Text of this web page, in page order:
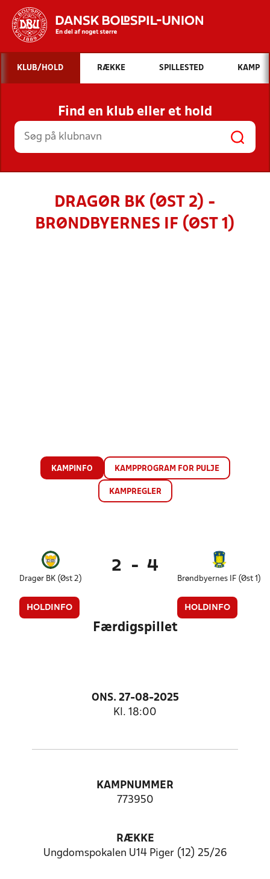
Hvad vil du søge efter?
INDHOLD OG NYHEDER
STILLINGER, RESULTATER, KLUBBER OG
HOLD
KLUB/HOLD RÆKKE SPILLESTED KAMP
Find en klub eller et hold
DRAGØR BK (ØST 2) -
BRØNDBYERNES IF (ØST 1)
KAMPINFO KAMPPROGRAM FOR PULJE
KAMPREGLER
Dragør BK (Øst 2)
HOLDINFO
2 - 4
Brøndbyernes IF (Øst 1)
HOLDINFO
Færdigspillet
ONS. 27-08-2025
Kl. 18:00
KAMPNUMMER
773950
RÆKKE
Ungdomspokalen U14 Piger (12) 25/26